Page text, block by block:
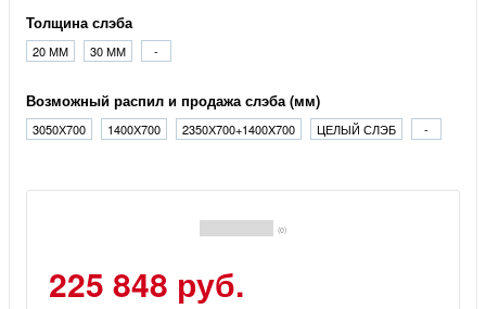
Толщина слэба
20 ММ 30 ММ -
Возможный распил и продажа слэба (мм)
3050Х700 1400Х700 2350Х700+1400X700 ЦЕЛЫЙ СЛЭБ -
(0)
225 848 руб.